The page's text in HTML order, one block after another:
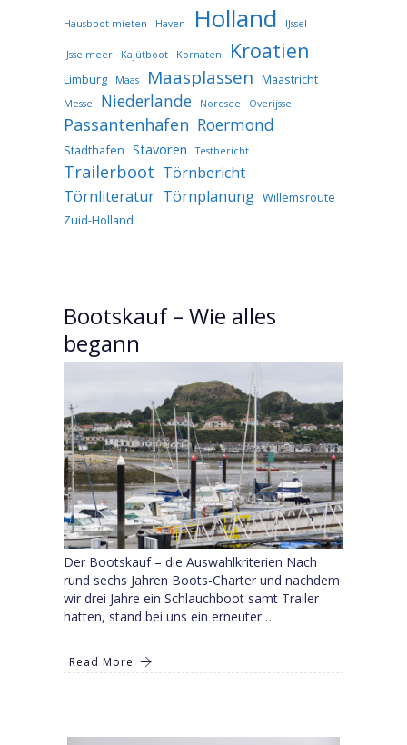
Hausboot mieten Haven Holland IJssel
IJsselmeer Kajütboot Kornaten Kroatien
Limburg Maas Maasplassen Maastricht
Messe Niederlande Nordsee Overijssel
Passantenhafen Roermond
Stadthafen Stavoren Testbericht
Trailerboot Törnbericht
Törnliteratur Törnplanung Willemsroute
Zuid-Holland
Bootskauf – Wie alles
begann
Der Bootskauf – die Auswahlkriterien Nach
rund sechs Jahren Boots-Charter und nachdem
wir drei Jahre ein Schlauchboot samt Trailer
hatten, stand bei uns ein erneuter…
Read More